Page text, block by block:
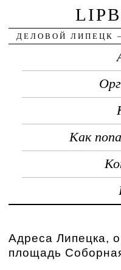
ДЕЛОВОЙ ЛИПЕЦК
Как
Адреса Липецка,
площадь